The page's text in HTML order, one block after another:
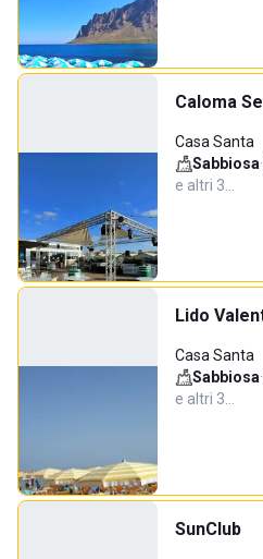
Caloma
Casa Santa
Sabbiosa·
e altri 3…
Lido
Casa Santa
Sabbiosa·
e altri 3…
SunClub